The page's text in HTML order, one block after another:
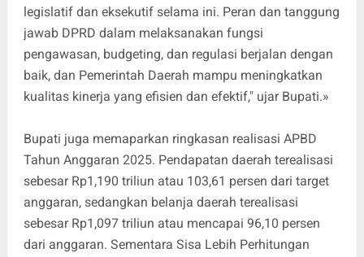
legislatif dan eksekutif selama ini. Peran dan tanggung
jawab DPRD dalam melaksanakan fungsi
pengawasan, budgeting, dan regulasi berjalan dengan
baik, dan Pemerintah Daerah mampu meningkatkan
kualitas kinerja yang efisien dan efektif," ujar Bupati.»
Bupati juga memaparkan ringkasan realisasi APBD
Tahun Anggaran 2025. Pendapatan daerah terealisasi
sebesar Rp1,190 triliun atau 103,61 persen dari target
anggaran, sedangkan belanja daerah terealisasi
sebesar Rp1,097 triliun atau mencapai 96,10 persen
dari anggaran. Sementara Sisa Lebih Perhitungan